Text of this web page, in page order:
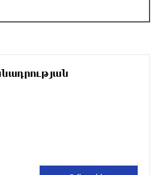
около одного месяца назад
стал обладателем бронзовой
в Армении: Алексей